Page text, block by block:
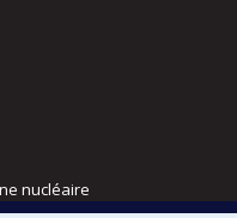
nucléaire